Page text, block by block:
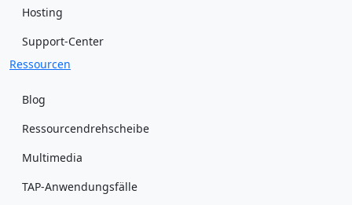
Hosting
Support-Center
Ressourcen
Blog
Ressourcendrehscheibe
Multimedia
TAP-Anwendungsfälle